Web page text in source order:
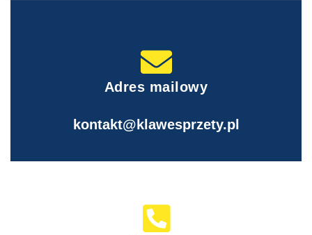
Adres mailowy
kontakt@klawesprzety.pl